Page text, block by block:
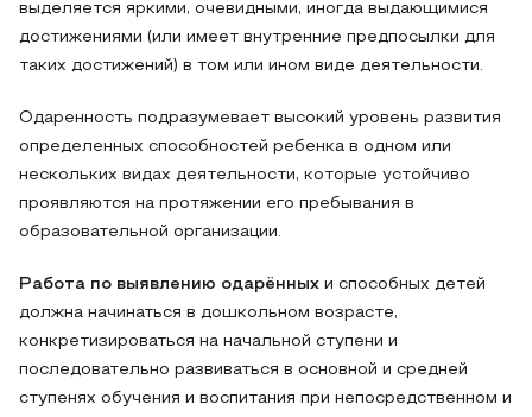
выделяется яркими, очевидными, иногда выдающимися
достижениями (или имеет внутренние предпосылки для
таких достижений) в том или ином виде деятельности.
Одаренность подразумевает высокий уровень развития
определенных способностей ребенка в одном или
нескольких видах деятельности, которые устойчиво
проявляются на протяжении его пребывания в
образовательной организации.
Работа по выявлению одарённых и способных детей
должна начинаться в дошкольном возрасте,
конкретизироваться на начальной ступени и
последовательно развиваться в основной и средней
ступенях обучения и воспитания при непосредственном и